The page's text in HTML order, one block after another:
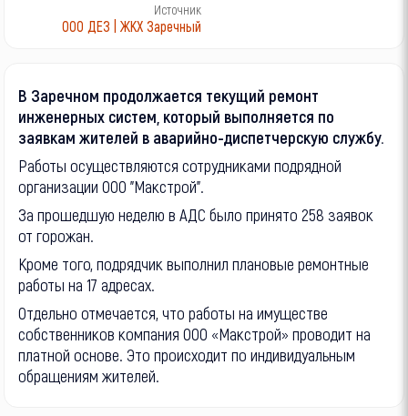
Источник
ООО ДЕЗ | ЖКХ Заречный
В Заречном продолжается текущий ремонт
инженерных систем, который выполняется по
заявкам жителей в аварийно-диспетчерскую службу.
Работы осуществляются сотрудниками подрядной
организации ООО "Макстрой".
За прошедшую неделю в АДС было принято 258 заявок
от горожан.
Кроме того, подрядчик выполнил плановые ремонтные
работы на 17 адресах.
Отдельно отмечается, что работы на имуществе
собственников компания ООО «Макстрой» проводит на
платной основе. Это происходит по индивидуальным
обращениям жителей.